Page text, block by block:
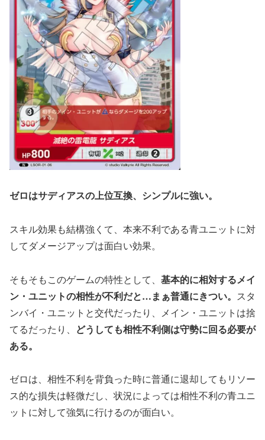
ゼロはサディアスの上位互換、シンプルに強い。
スキル効果も結構強くて、本来不利である青ユニットに対
してダメージアップは面白い効果。
そもそもこのゲームの特性として、 基本的に相対するメイ
ン・ユニットの相性が不利だと…まぁ普通にきつい。 スタ
ンバイ・ユニットと交代だったり、メイン・ユニットは捨
てるだったり、 どうしても相性不利側は守勢に回る必要が
ある。
ゼロは、相性不利を背負った時に普通に退却してもリソー
ス的な損失は軽微だし、状況によっては相性不利の青ユニ
ットに対して強気に行けるのが面白い。